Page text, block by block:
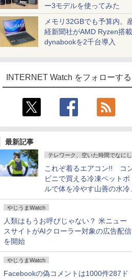
ー3モデルを使ってみた
メモリ32GBでも予算内。
経新聞社がAMD Ryzen搭載
dynabookを2千台導入
INTERNET Watch をフォローする
最新記事
テレワーク、空いた時間でなにし
これぞ着るエアコン!! コ
ビニで買える冷凍ペットボ
ルで体を冷やす山善の水冷
ストがロードバイクにちょ
どいい【ぼっち・ざ・ろー
ど！その14】
やじうまWatch
人類はもうお呼びじゃない？ 米ニュー
スサイトがAIクローラー対象の広告配信
を開始
やじうまWatch
Facebookの偽コメントは1000件287ド